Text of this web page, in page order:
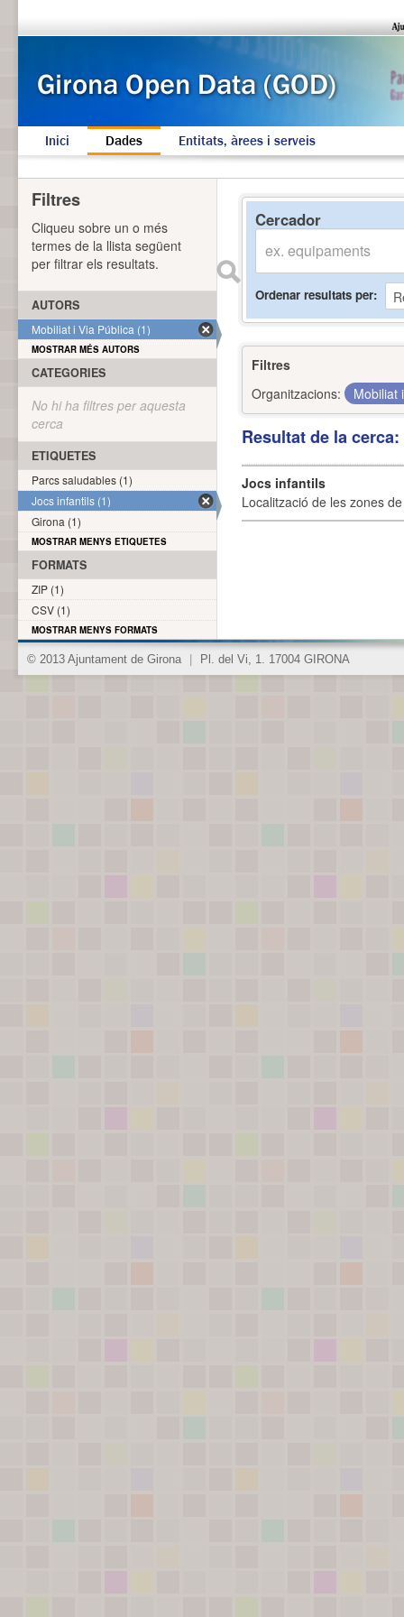
Inici Dades Entitats, àrees i serveis
Cercador
Ordenar resultats per
Filtres
Organitzacions:
Mobiliat
Resultat de la
Jocs infantils
Localització de les zones
Filtres
Cliqueu sobre un o més
termes de la llista següent
per filtrar els resultats.
AUTORS
Mobiliat i Via Pública (1)
MOSTRAR MÉS AUTORS
CATEGORIES
No hi ha filtres per aquesta
cerca
ETIQUETES
Parcs saludables (1)
Jocs infantils (1)
Girona (1)
MOSTRAR MENYS ETIQUETES
FORMATS
ZIP (1)
CSV (1)
MOSTRAR MENYS FORMATS
© 2013 Ajuntament de Girona Pl. del Vi, 1. 17004 GIRONA